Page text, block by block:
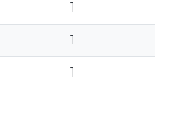
1
1
1